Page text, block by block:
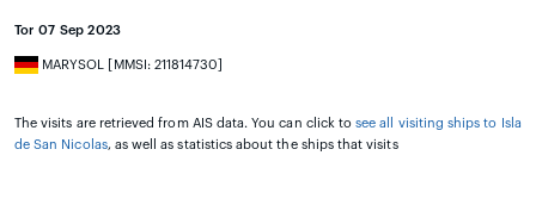
Tor 07 Sep 2023
MARYSOL [MMSI: 211814730]
The visits are retrieved from AIS data. You can click tosee all visiting ships to Isla
de San Nicolas, as well as statistics about the ships that visits